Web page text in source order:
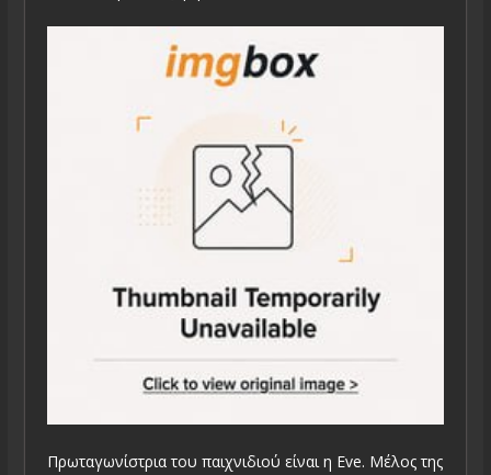
Πρωταγωνίστρια του παιχνιδιού είναι η Eve. Μέλος της